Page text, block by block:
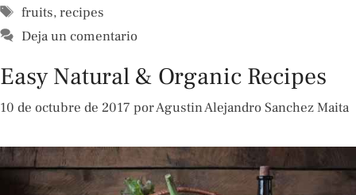
Etiquetas
fruits,recipes
Deja un comentario
Easy Natural & Organic Recipes
10 de octubre de 2017 porAgustin Alejandro Sanchez Maita